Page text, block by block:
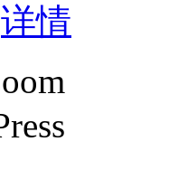
详情